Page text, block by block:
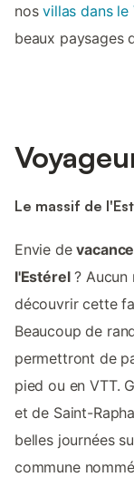
nosvillas dans le
beaux paysages
Le massif de
Envie de
l'Estérel? Aucun
découvrir cette
Beaucoup de
permettront de
pied ou en VTT.
et de Saint-
belles journées
commune